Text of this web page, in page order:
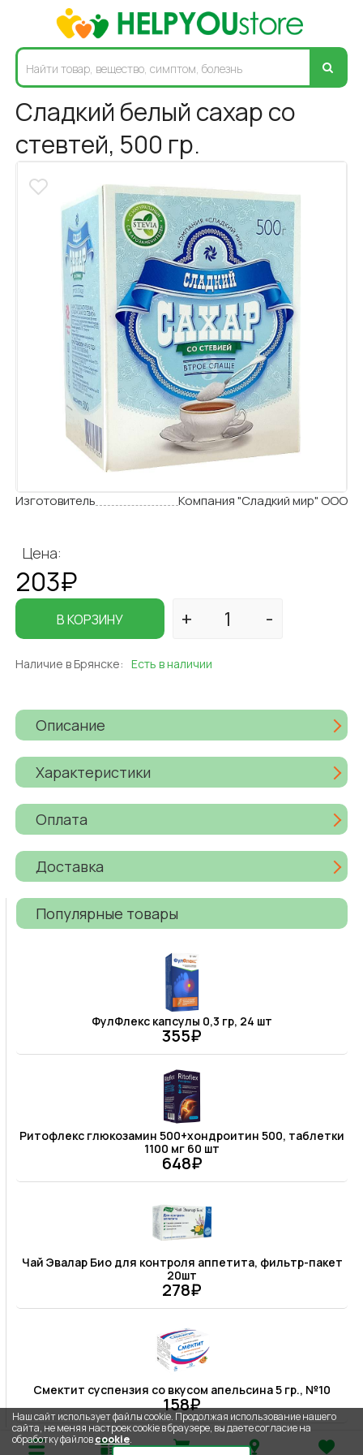
Сладкий белый сахар со
стевтей, 500 гр.
Изготовитель Компания "Сладкий мир" ООО
Цена:
203₽
В КОРЗИНУ
Наличие в Брянске: Есть в наличии
Описание
Характеристики
Оплата
Доставка
Популярные товары
ФулФлекс капсулы 0,3 гр, 24 шт
355₽
Ритофлекс глюкозамин 500+хондроитин 500, таблетки
1100 мг 60 шт
648₽
Чай Эвалар Био для контроля аппетита, фильтр-пакет
20шт
278₽
Смектит суспензия со вкусом апельсина 5 гр., №10
158₽
Наш сайт использует файлы cookie. Продолжая использование нашего
сайта, не меняя настроек cookie в браузере, вы даете согласие на
обработку файловcookie.